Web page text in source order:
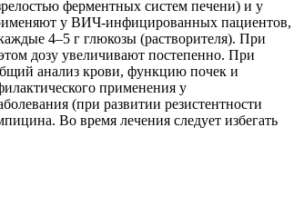
ферментных систем печени) и у
у ВИЧ-инфицированных пациентов,
4–5 г глюкозы (растворителя). При
дозу увеличивают постепенно. При
анализ крови, функцию почек и
применения у
(при развитии резистентности
Во время лечения следует избегать